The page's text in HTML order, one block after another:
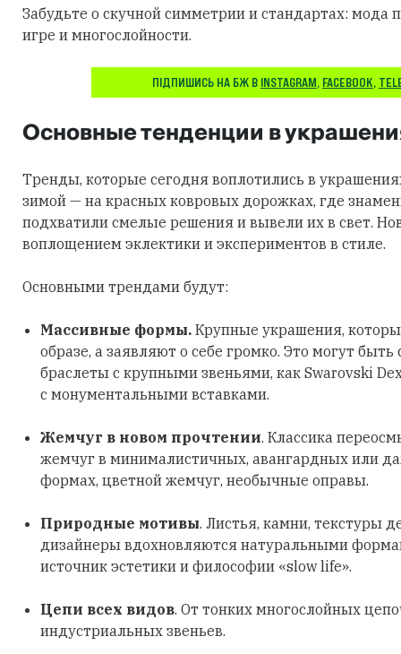
Забудьте о скучной симметрии и стандартах: мода
игре и многослойности.
ПІДПИШИСЬ НА БЖ В INSTAGRAM, FACEBOOK,
Основные тенденции в
Тренды, которые сегодня воплотились в
зимой — на красных ковровых дорожках, где
подхватили смелые решения и вывели их в свет.
воплощением эклектики и экспериментов в стиле.
Основными трендами будут:
Массивные формы. Крупные украшения,
образе, а заявляют о себе громко. Это могут быть
браслеты с крупными звеньями, как Swarovski
с монументальными вставками.
Жемчуг в новом прочтении. Классика
жемчуг в минималистичных, авангардных или
формах, цветной жемчуг, необычные оправы.
Природные мотивы. Листья, камни, текстуры
дизайнеры вдохновляются натуральными
источник эстетики и философии «slow life».
Цепи всех видов. От тонких многослойных
индустриальных звеньев.